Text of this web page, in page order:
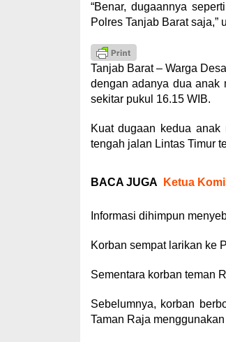
“Benar, dugaannya
Polres Tanjab Barat saja,”
Tanjab Barat – Warga
dengan adanya dua anak
sekitar pukul 16.15 WIB.
Kuat dugaan kedua anak
tengah jalan Lintas Timur
BACA JUGA Ketua
Informasi dihimpun
Korban sempat larikan ke
Sementara korban teman
Sebelumnya, korban
Taman Raja